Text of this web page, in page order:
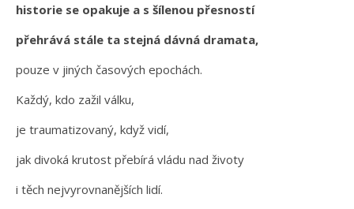
historie se opakuje a s šílenou přesností
přehrává stále ta stejná dávná dramata,
pouze v jiných časových epochách.
Každý, kdo zažil válku,
je traumatizovaný, když vidí,
jak divoká krutost přebírá vládu nad životy
i těch nejvyrovnanějších lidí.